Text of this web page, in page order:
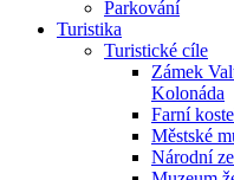
Parkování
Turistika
Turistické cíle
Zámek
Kolonáda
Farní
Městské
Národní